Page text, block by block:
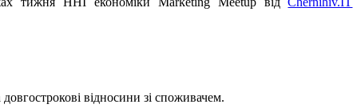
відносини зі споживачем.